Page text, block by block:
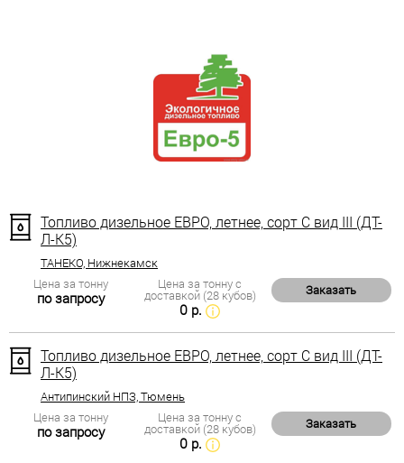
Топливо дизельное ЕВРО, летнее, сорт С вид III (ДТ-
Л-К5)
ТАНЕКО, Нижнекамск
Цена за тонну
по запросу
Цена за тонну с
доставкой (28 кубов)
0 р.
Заказать
Топливо дизельное ЕВРО, летнее, сорт С вид III (ДТ-
Л-К5)
Антипинский НПЗ, Тюмень
Цена за тонну
по запросу
Цена за тонну с
доставкой (28 кубов)
0 р.
Заказать